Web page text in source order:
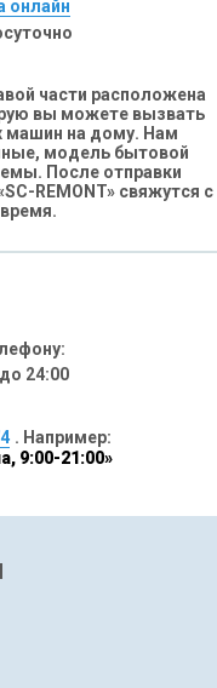
онлайн
части расположена
вы можете вызвать
машин на дому. Нам
модель бытовой
После отправки
REMONT» свяжутся с
24:00
. Например:
9:00-21:00»